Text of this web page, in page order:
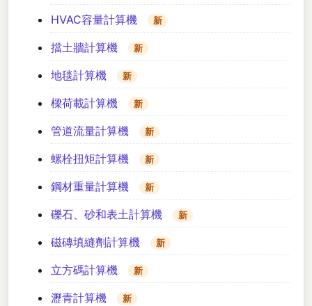
HVAC容量計算機 新
擋土牆計算機 新
地毯計算機 新
樑荷載計算機 新
管道流量計算機 新
螺栓扭矩計算機 新
鋼材重量計算機 新
礫石、砂和表土計算機 新
磁磚填縫劑計算機 新
立方碼計算機 新
瀝青計算機 新